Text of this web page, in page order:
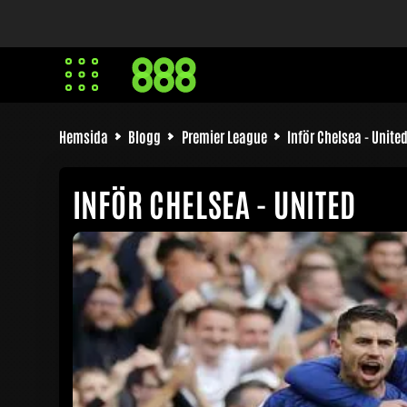
Hemsida Blogg Premier League Inför Chelsea -
INFÖR CHELSEA - UNITED